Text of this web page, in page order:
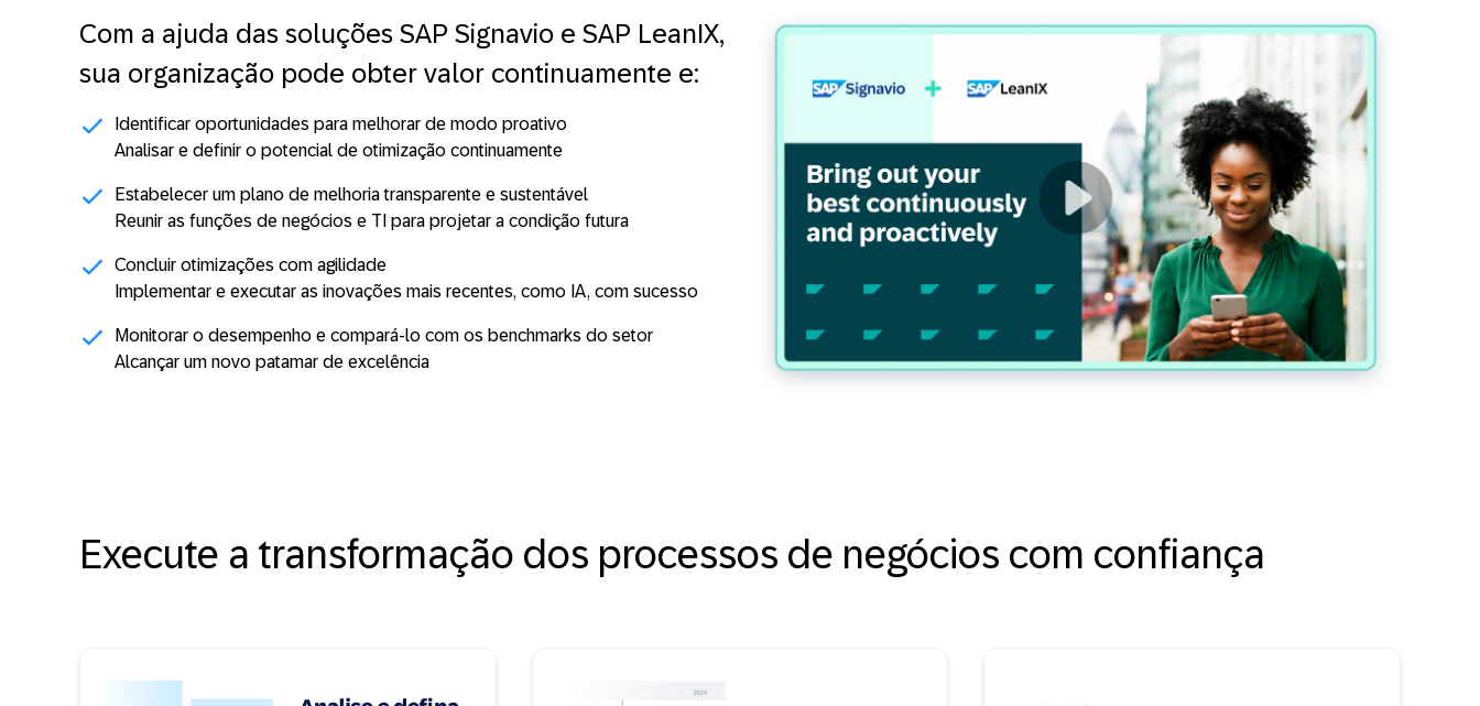
Com a ajuda das soluções SAP Signavio e SAP LeanIX,
sua organização pode obter valor continuamente e:
Identificar oportunidades para melhorar de modo proativo
Analisar e definir o potencial de otimização continuamente
Estabelecer um plano de melhoria transparente e sustentável
Reunir as funções de negócios e TI para projetar a condição futura
Concluir otimizações com agilidade
Implementar e executar as inovações mais recentes, como IA, com sucesso
Monitorar o desempenho e compará-lo com os benchmarks do setor
Alcançar um novo patamar de excelência
Execute a transformação dos processos de negócios com confiança